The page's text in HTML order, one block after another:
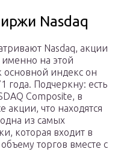
Nasdaq
Nasdaq, акции
на этой
основной индекс он
года. Подчеркну: есть
Composite, в
акции, что находятся
из самых
которая входит в
торгов вместе с